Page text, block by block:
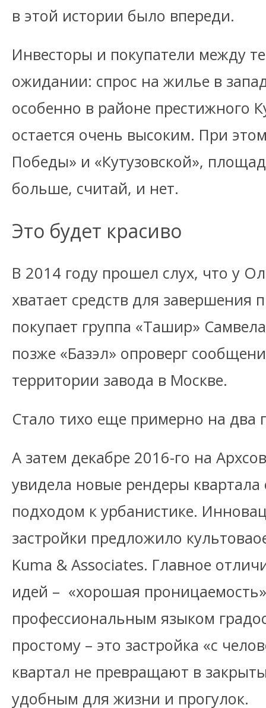
в этой истории было впереди.
Инвесторы и покупатели между
ожидании: спрос на жилье в
особенно в районе престижного
остается очень высоким. При
Победы» и «Кутузовской»,
больше, считай, и нет.
Это будет красиво
В 2014 году прошел слух, что у
хватает средств для завершения
покупает группа «Ташир»
позже «Базэл» опроверг
территории завода в Москве.
Стало тихо еще примерно на два
А затем декабре 2016-го на
увидела новые рендеры
подходом к урбанистике.
застройки предложило
Kuma & Associates. Главное
идей – «хорошая
профессиональным языком
простому – это застройка «с
квартал не превращают в
удобным для жизни и прогулок.